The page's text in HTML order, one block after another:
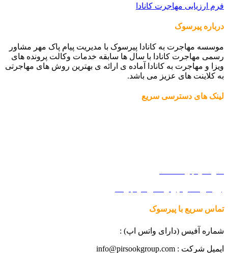
فرم ارزیابی مهاجرت کانادا
درباره پیرسوک
موسسه مهاجرت به کانادا پیرسوک با مدیریت پیام پاک مهر مشاور
رسمی مهاجرت کانادا با سال ها سابقه خدمات وکالت پرونده های
ویزا و مهاجرت به کانادا آماده ی ارائه ی بهترین روش های مهاجرتی
به کلاینت های عزیز می باشد.
لینک های دسترسی سریع
تماس سریع با پیرسوک
شماره آفیس (دارای واتس اپ) :
ایمیل شرکت : info@pirsookgroup.com